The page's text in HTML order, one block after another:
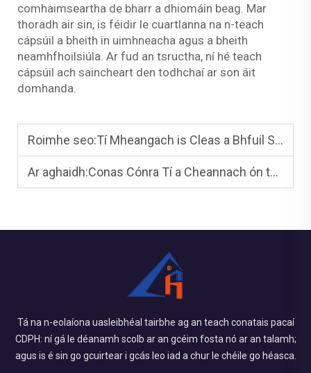
comhaimseartha de bharr a dhiomáin beag. Mar
thoradh air sin, is féidir le cuartlanna na n-teach
cápsúil a bheith in uimhneacha agus a bheith
neamhfhoilsiúla. Ar fud an tsructha, ní hé teach
cápsúil ach saincheart den todhchaí ar son áit
domhanda.
Roimhe seo:Tí Mheangach is Cleas a Bhfuil Sraith ar Bith agus a D'éiríonn i n-áit Lá Nua - TÍ PHREFAB
Ar aghaidh:Conas Cónra Tí a Cheannach ón tSín: Gairidín Céim faoi Chéim
Tá na n-eolaíona uasleibhéal tairbhe ag an teach conatais pacaí
CDPH: ní gá le déanamh scolb ar an gcéim fosta nó ar an talamh;
agus is é sin go gcuirtear i gcás leo iad a chur le chéile go héasca.